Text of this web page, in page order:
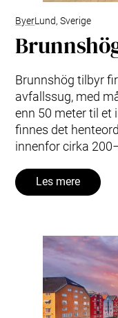
ByerLund, Sverige
Brunnshög tilbyr
avfallssug, med
enn 50 meter til et
finnes det
innenfor cirka
Les mere